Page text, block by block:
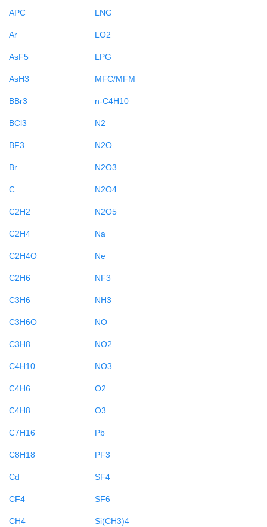
APC
Ar
AsF5
AsH3
BBr3
BCl3
BF3
Br
C
C2H2
C2H4
C2H4O
C2H6
C3H6
C3H6O
C3H8
C4H10
C4H6
C4H8
C7H16
C8H18
Cd
CF4
CH4
LNG
LO2
LPG
MFC/MFM
n-C4H10
N2
N2O
N2O3
N2O4
N2O5
Na
Ne
NF3
NH3
NO
NO2
NO3
O2
O3
Pb
PF3
SF4
SF6
Si(CH3)4